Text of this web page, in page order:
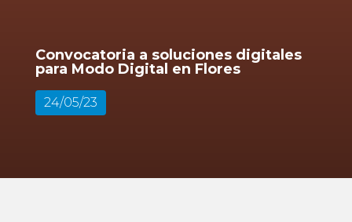
Convocatoria a soluciones digitales
para Modo Digital en Flores
24/05/23